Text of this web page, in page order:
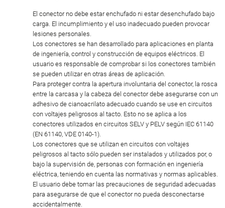
El conector no debe estar enchufado ni estar desenchufado bajo
carga. El incumplimiento y el uso inadecuado pueden provocar
lesiones personales.
Los conectores se han desarrollado para aplicaciones en planta
de ingeniería, control y construcción de equipos eléctricos. El
usuario es responsable de comprobar si los conectores también
se pueden utilizar en otras áreas de aplicación.
Para proteger contra la apertura involuntaria del conector, la rosca
entre la carcasa y la cabeza del conector debe asegurarse con un
adhesivo de cianoacrilato adecuado cuando se use en circuitos
con voltajes peligrosos al tacto. Esto no se aplica a los
conectores utilizados en circuitos SELV y PELV según IEC 61140
(EN 61140, VDE 0140-1).
Los conectores que se utilizan en circuitos con voltajes
peligrosos al tacto sólo pueden ser instalados y utilizados por, o
bajo la supervisión de, personas con formación en ingeniería
eléctrica, teniendo en cuenta las normativas y normas aplicables.
El usuario debe tomar las precauciones de seguridad adecuadas
para asegurarse de que el conector no pueda desconectarse
accidentalmente.